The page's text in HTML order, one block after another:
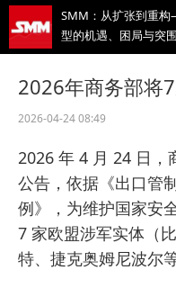
SMM：从扩张到重
型的机遇、困局与突
发环节子公司镁合金
三水实业 璀璨亮相
掌上有色
为有色行业打造的神器
2026年商务部将
2026-04-24 08:49
2026 年 4 月 24 日，
公告，依据《出口管
例》，为维护国家安
7 家欧盟涉军实体（
特、捷克奥姆尼波尔